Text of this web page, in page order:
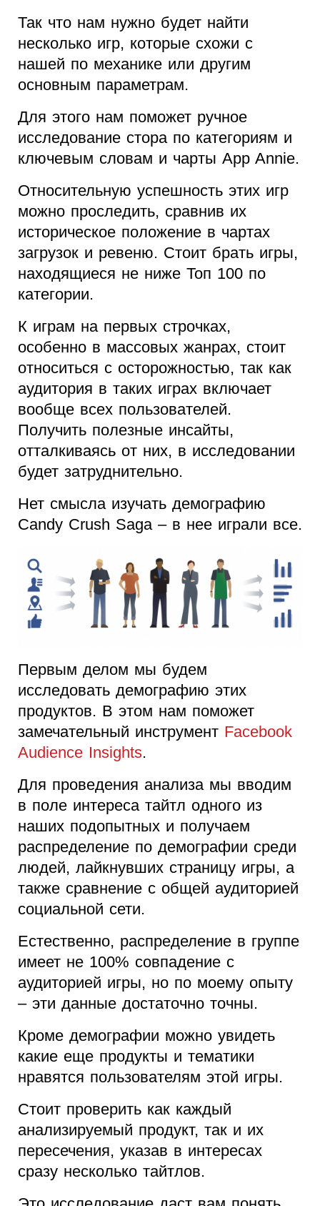
Так что нам нужно будет найти
несколько игр, которые схожи с
нашей по механике или другим
основным параметрам.
Для этого нам поможет ручное
исследование стора по категориям и
ключевым словам и чарты App Annie.
Относительную успешность этих игр
можно проследить, сравнив их
историческое положение в чартах
загрузок и ревеню. Стоит брать игры,
находящиеся не ниже Топ 100 по
категории.
К играм на первых строчках,
особенно в массовых жанрах, стоит
относиться с осторожностью, так как
аудитория в таких играх включает
вообще всех пользователей.
Получить полезные инсайты,
отталкиваясь от них, в исследовании
будет затруднительно.
Нет смысла изучать демографию
Candy Crush Saga – в нее играли все.
Первым делом мы будем
исследовать демографию этих
продуктов. В этом нам поможет
замечательный инструмент Facebook
Audience Insights.
Для проведения анализа мы вводим
в поле интереса тайтл одного из
наших подопытных и получаем
распределение по демографии среди
людей, лайкнувших страницу игры, а
также сравнение с общей аудиторией
социальной сети.
Естественно, распределение в группе
имеет не 100% совпадение с
аудиторией игры, но по моему опыту
– эти данные достаточно точны.
Кроме демографии можно увидеть
какие еще продукты и тематики
нравятся пользователям этой игры.
Стоит проверить как каждый
анализируемый продукт, так и их
пересечения, указав в интересах
сразу несколько тайтлов.